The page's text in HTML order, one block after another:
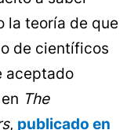
la teoría de que
de científicos
aceptado
The
, publicado en